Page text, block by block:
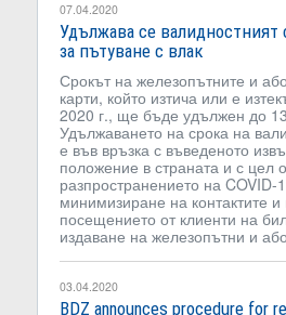
07.04.2020
Удължава се валидностният
за пътуване с влак
Срокът на железопътните и
карти, който изтича или е
2020 г., ще бъде удължен до
Удължаването на срока на
е във връзка с въведеното
положение в страната и с цел
разпространението на COVID-
минимизиране на контактите и
посещението от клиенти на
издаване на железопътни и
03.04.2020
BDZ announces procedure for